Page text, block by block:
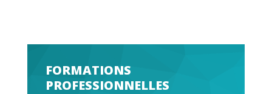
FORMATIONS
PROFESSIONNELLES